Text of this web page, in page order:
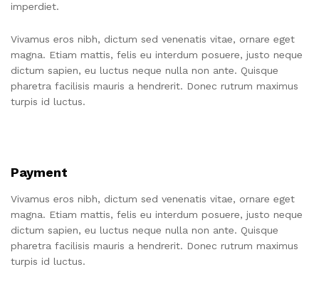
imperdiet.
Vivamus eros nibh, dictum sed venenatis vitae, ornare eget
magna. Etiam mattis, felis eu interdum posuere, justo neque
dictum sapien, eu luctus neque nulla non ante. Quisque
pharetra facilisis mauris a hendrerit. Donec rutrum maximus
turpis id luctus.
Payment
Vivamus eros nibh, dictum sed venenatis vitae, ornare eget
magna. Etiam mattis, felis eu interdum posuere, justo neque
dictum sapien, eu luctus neque nulla non ante. Quisque
pharetra facilisis mauris a hendrerit. Donec rutrum maximus
turpis id luctus.